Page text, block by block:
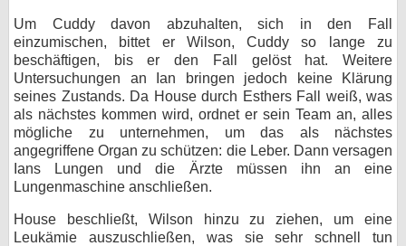
Um Cuddy davon abzuhalten, sich in den Fall
einzumischen, bittet er Wilson, Cuddy so lange zu
beschäftigen, bis er den Fall gelöst hat. Weitere
Untersuchungen an Ian bringen jedoch keine Klärung
seines Zustands. Da House durch Esthers Fall weiß, was
als nächstes kommen wird, ordnet er sein Team an, alles
mögliche zu unternehmen, um das als nächstes
angegriffene Organ zu schützen: die Leber. Dann versagen
Ians Lungen und die Ärzte müssen ihn an eine
Lungenmaschine anschließen.
House beschließt, Wilson hinzu zu ziehen, um eine
Leukämie auszuschließen, was sie sehr schnell tun